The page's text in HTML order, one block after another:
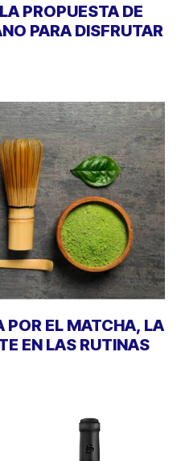
PROPUESTA DE
PARA DISFRUTAR
EL MATCHA, LA
EN LAS RUTINAS